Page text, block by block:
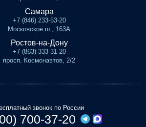
Самара
+7 (846) 233-53-20
Московское ш., 163А
Ростов-на-Дону
+7 (863) 333-31-20
просп. Космонавтов, 2/2
звонок по России
700-37-20